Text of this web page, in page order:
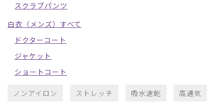
スクラブパンツ
白衣（メンズ）すべて
ドクターコート
ジャケット
ショートコート
ノンアイロン ストレッチ 吸水速乾 高通気